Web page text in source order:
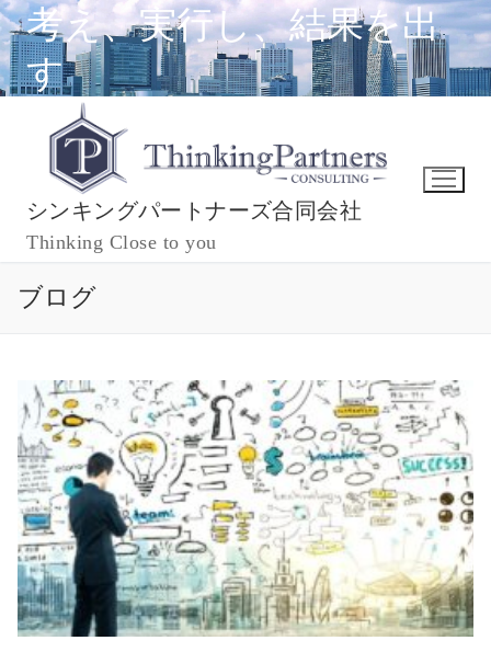
コ
ン
テ
ン
考え、実行し、結果を出
す
シンキングパートナーズ合同会社
Thinking Close to you
ブログ